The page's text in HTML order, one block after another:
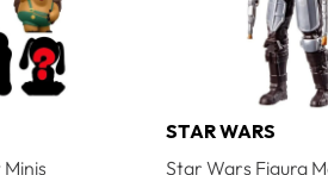
STAR WARS
Star Wars Figura